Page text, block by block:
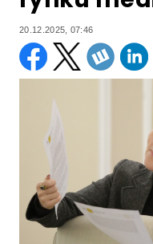
20.12.2025, 07:46